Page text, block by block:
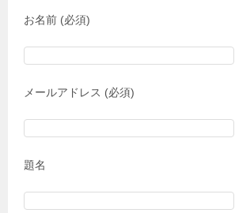
お名前 (必須)
メールアドレス (必須)
題名